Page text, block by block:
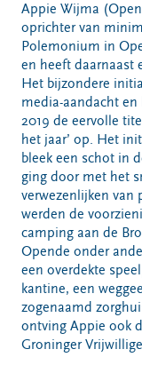
Wierde
Reststoffen
Energie
Centrale
Projecten
Voor leveranciers en
Appie Wijma
oprichter van
Polemonium in
en heeft daarnaast
Het bijzondere
media-aandacht
2019 de eervolle
het jaar’ op. Het
bleek een schot in
ging door met het
verwezenlijken van
werden de
camping aan de
Opende onder
een overdekte
kantine, een
zogenaamd
ontving Appie ook
Groninger